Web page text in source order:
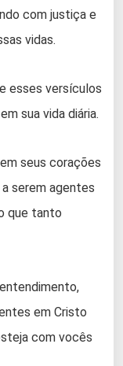
com justiça e
vidas.
esses versículos
sua vida diária.
seus corações
serem agentes
que tanto
em Cristo
com vocês